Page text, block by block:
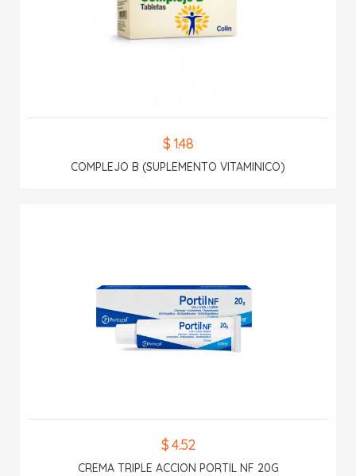
$ 1.48
COMPLEJO B (SUPLEMENTO VITAMINICO)
$ 4.52
CREMA TRIPLE ACCION PORTIL NF 20G